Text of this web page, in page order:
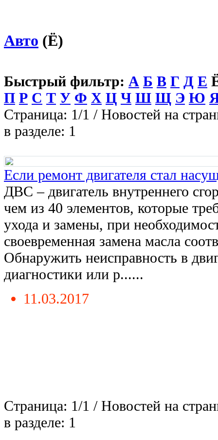
Авто (Ё)
Быстрый фильтр: А Б В Г Д Е
П Р С Т У Ф Х Ц Ч Ш Щ Э Ю
Страница: 1/1 / Новостей на
в разделе: 1
Если ремонт двигателя стал
ДВС – двигатель внутреннего
чем из 40 элементов, которые
ухода и замены, при
своевременная замена масла
Обнаружить неисправность в
диагностики или р......
11.03.2017
Страница: 1/1 / Новостей на
в разделе: 1